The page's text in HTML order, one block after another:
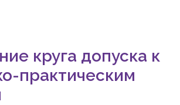
круга допуска к
практическим